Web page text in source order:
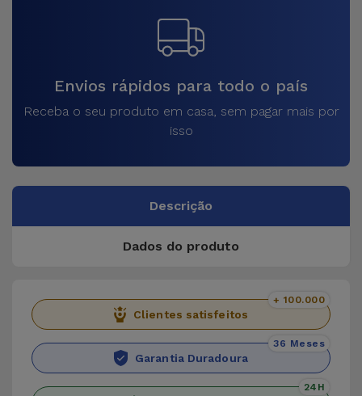
Envios rápidos para todo o país
Receba o seu produto em casa, sem pagar mais por
isso
Descrição
Dados do produto
Clientes satisfeitos
+ 100.000
Garantia Duradoura
36 Meses
24H